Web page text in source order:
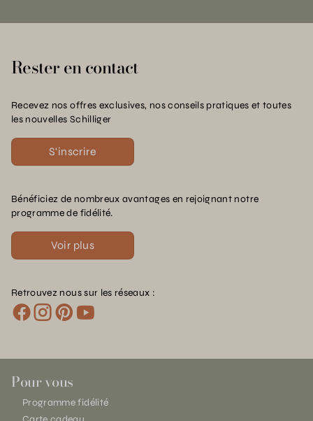
Rester en contact
Recevez nos offres exclusives, nos conseils pratiques et toutes
les nouvelles Schilliger
S'inscrire
Bénéficiez de nombreux avantages en rejoignant notre
programme de fidélité.
Voir plus
Retrouvez nous sur les réseaux :
Pour vous
Programme fidélité